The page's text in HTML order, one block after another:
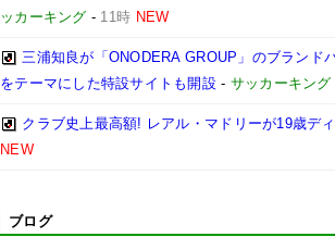
ッカーキング - 11時 NEW
三浦知良が「ONODERA GROUP」のブランド
をテーマにした特設サイトも開設 - サッカーキング
クラブ史上最高額! レアル・マドリーが19歳デ
NEW
ブログ